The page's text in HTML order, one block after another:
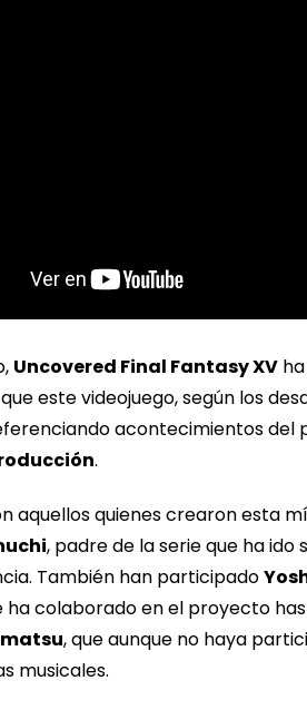
Uncovered Final Fantasy XV
este videojuego, según los
acontecimientos del
.
aquellos quienes crearon esta
, padre de la serie que ha ido
También han participado
ha colaborado en el proyecto
, que aunque no haya
musicales.